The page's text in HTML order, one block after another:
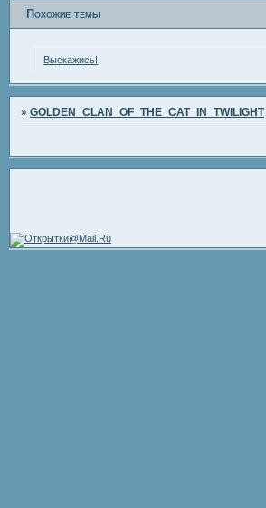
Похожие темы
Выскажись!
»GOLDEN_CLAN_OF_THE_CAT_IN_TWILIGHT